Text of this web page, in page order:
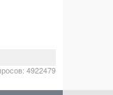
4922479